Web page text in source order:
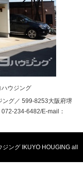
ウジング
ング／ 599-8253大阪府堺
234-6482/E-mail：
ジングIKUYO HOUGING all